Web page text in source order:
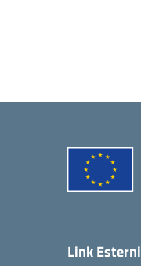
Link Esterni